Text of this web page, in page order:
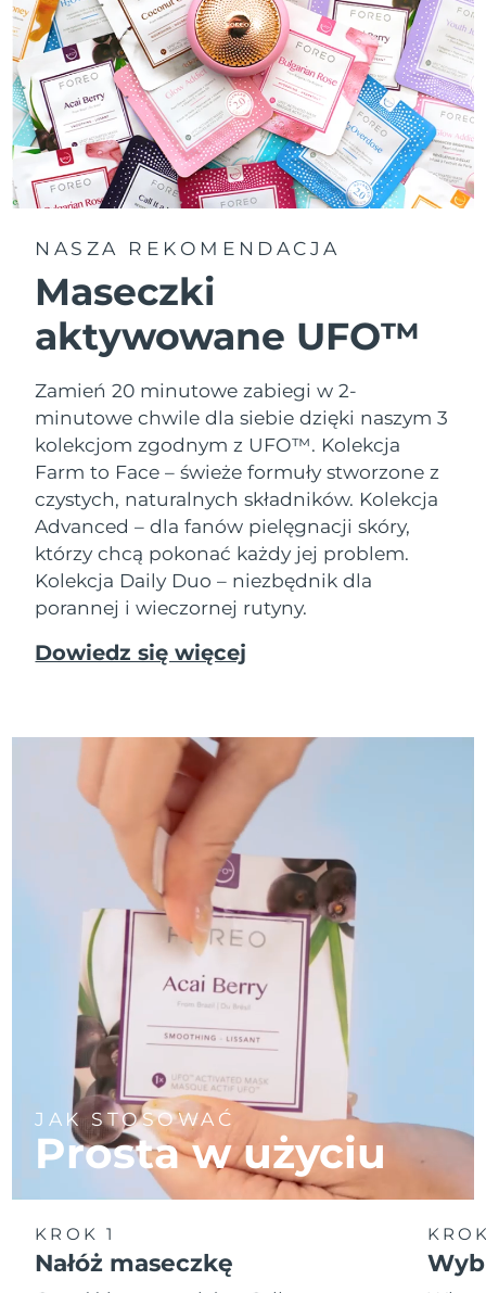
NASZA REKOMENDACJA
Maseczki
aktywowane UFO™
Zamień 20 minutowe zabiegi w 2-
minutowe chwile dla siebie dzięki naszym 3
kolekcjom zgodnym z UFO™. Kolekcja
Farm to Face – świeże formuły stworzone z
czystych, naturalnych składników. Kolekcja
Advanced – dla fanów pielęgnacji skóry,
którzy chcą pokonać każdy jej problem.
Kolekcja Daily Duo – niezbędnik dla
porannej i wieczornej rutyny.
Dowiedz się więcej
JAK STOSOWAĆ
Prosta w użyciu
KROK 1
Nałóż maseczkę